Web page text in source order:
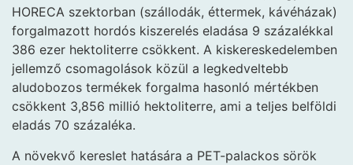
HORECA szektorban (szállodák, éttermek, kávéházak)
forgalmazott hordós kiszerelés eladása 9 százalékkal
386 ezer hektoliterre csökkent. A kiskereskedelemben
jellemző csomagolások közül a legkedveltebb
aludobozos termékek forgalma hasonló mértékben
csökkent 3,856 millió hektoliterre, ami a teljes belföldi
eladás 70 százaléka.
A növekvő kereslet hatására a PET-palackos sörök